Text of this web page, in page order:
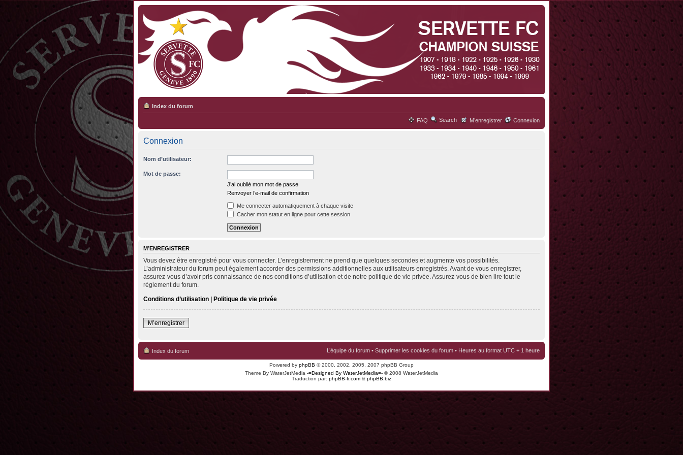
Index du forum
FAQ Search M’enregistrer Connexion
Connexion
Nom d’utilisateur:
Mot de passe:
J’ai oublié mon mot de passe
Renvoyer l’e-mail de confirmation
Me connecter automatiquement à chaque visite
Cacher mon statut en ligne pour cette session
M’ENREGISTRER
Vous devez être enregistré pour vous connecter. L’enregistrement ne prend que quelques secondes et augmente vos possibilités.
L’administrateur du forum peut également accorder des permissions additionnelles aux utilisateurs enregistrés. Avant de vous enregistrer,
assurez-vous d’avoir pris connaissance de nos conditions d’utilisation et de notre politique de vie privée. Assurez-vous de bien lire tout le
règlement du forum.
Conditions d’utilisation | Politique de vie privée
M’enregistrer
Index du forum L’équipe du forum • Supprimer les cookies du forum • Heures au format UTC + 1 heure
Powered by phpBB © 2000, 2002, 2005, 2007 phpBB Group
Theme By WaterJetMedia -=Designed By WaterJetMedia=- © 2008 WaterJetMedia
Traduction par: phpBB-fr.com & phpBB.biz